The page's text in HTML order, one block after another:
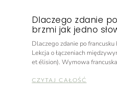
Dlaczego zdanie
brzmi jak jedno
Dlaczego zdanie po francusku
Lekcja o łączeniach
et élision). Wymowa
CZYTAJ CAŁOŚĆ